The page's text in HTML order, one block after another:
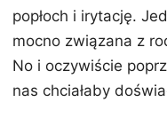
popłoch i irytację.
mocno związana z
No i oczywiście
nas chciałaby